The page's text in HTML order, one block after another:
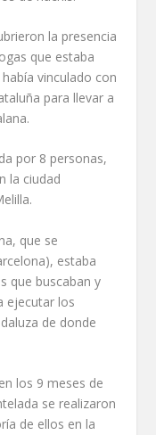
la presencia
que estaba
vinculado con
para llevar a
por 8 personas,
la ciudad
que se
estaba
que buscaban y
ejecutar los
de donde
los 9 meses de
se realizaron
de ellos en la